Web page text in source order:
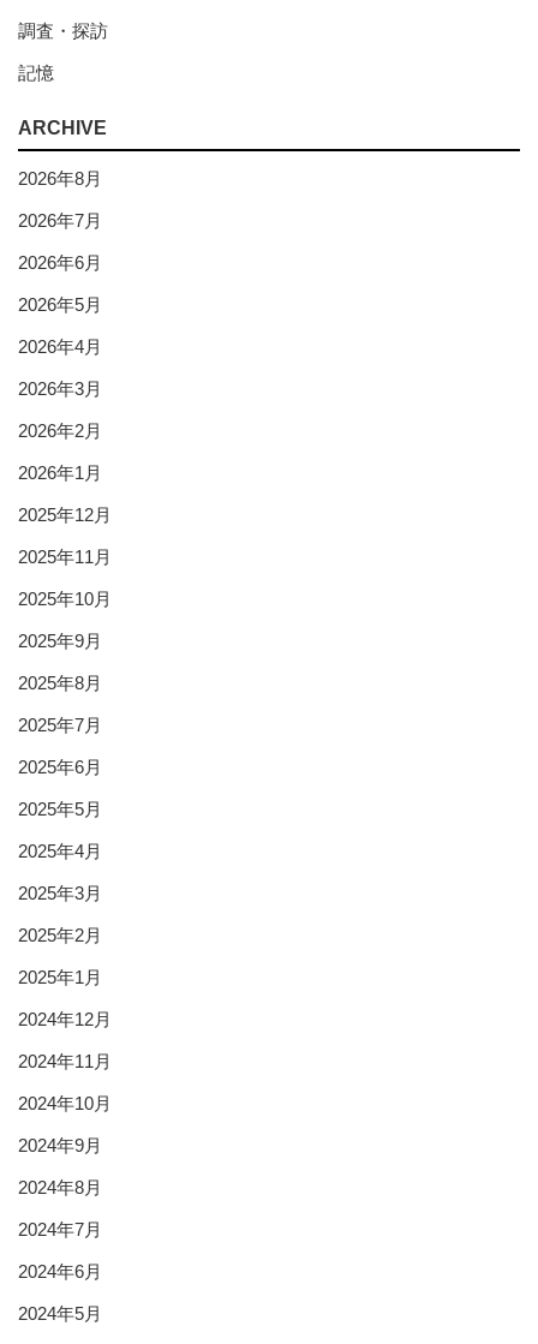
調査・探訪
記憶
ARCHIVE
2026年8月
2026年7月
2026年6月
2026年5月
2026年4月
2026年3月
2026年2月
2026年1月
2025年12月
2025年11月
2025年10月
2025年9月
2025年8月
2025年7月
2025年6月
2025年5月
2025年4月
2025年3月
2025年2月
2025年1月
2024年12月
2024年11月
2024年10月
2024年9月
2024年8月
2024年7月
2024年6月
2024年5月